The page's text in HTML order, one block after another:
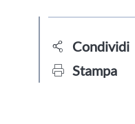
Condividi
Stampa